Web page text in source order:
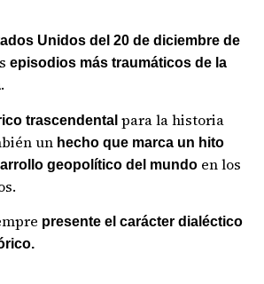
Unidos del 20 de diciembre de
episodios más traumáticos de la
.
trascendental para la historia
un hecho que marca un hito
geopolítico del mundo en los
presente el carácter dialéctico